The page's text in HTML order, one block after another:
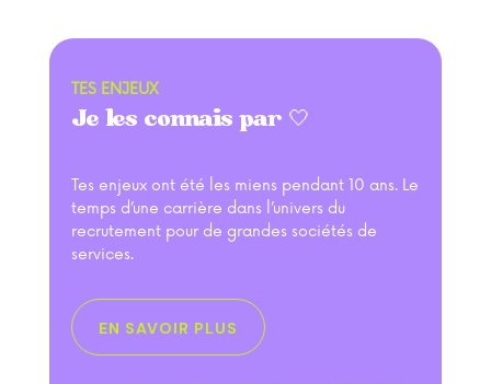
TES ENJEUX
Je les connais par 🤍
Tes enjeux ont été les miens pendant 10 ans. Le
temps d’une carrière dans l’univers du
recrutement pour de grandes sociétés de
services.
EN SAVOIR PLUS